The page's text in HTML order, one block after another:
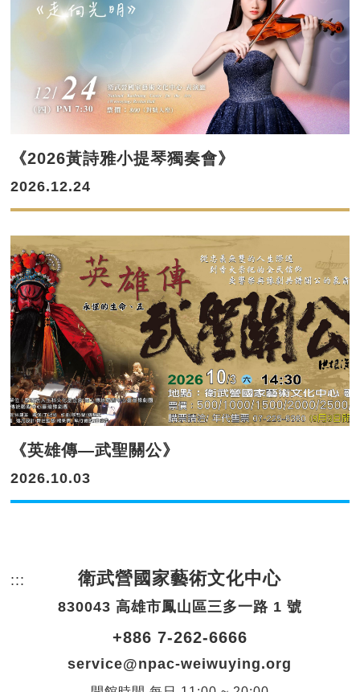
《2026黃詩雅小提琴獨奏會》
2026.12.24
《英雄傳—武聖關公》
2026.10.03
::: 頁尾網站資訊。
衛武營國家藝術文化中心
830043 高雄市鳳山區三多一路 1 號
+886 7-262-6666
service@npac-weiwuying.org